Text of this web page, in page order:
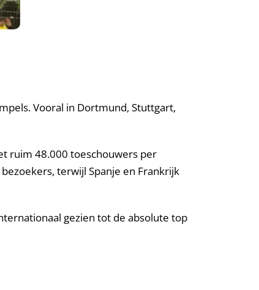
Vooral in Dortmund, Stuttgart,
ruim 48.000 toeschouwers per
terwijl Spanje en Frankrijk
gezien tot de absolute top